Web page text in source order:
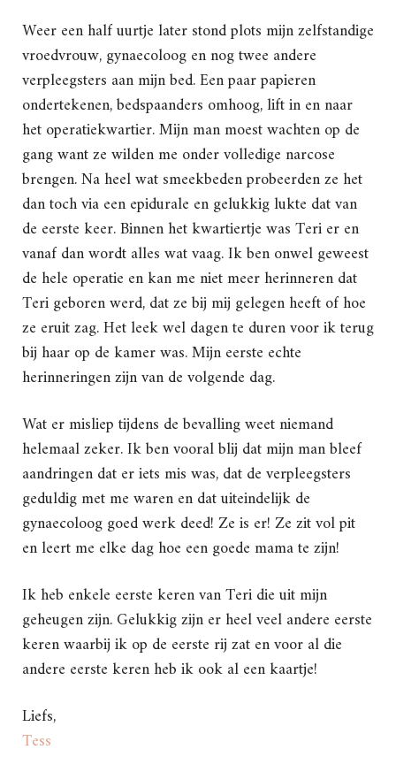
Weer een half uurtje later stond plots mijn zelfstandige
vroedvrouw, gynaecoloog en nog twee andere
verpleegsters aan mijn bed. Een paar papieren
ondertekenen, bedspaanders omhoog, lift in en naar
het operatiekwartier. Mijn man moest wachten op de
gang want ze wilden me onder volledige narcose
brengen. Na heel wat smeekbeden probeerden ze het
dan toch via een epidurale en gelukkig lukte dat van
de eerste keer. Binnen het kwartiertje was Teri er en
vanaf dan wordt alles wat vaag. Ik ben onwel geweest
de hele operatie en kan me niet meer herinneren dat
Teri geboren werd, dat ze bij mij gelegen heeft of hoe
ze eruit zag. Het leek wel dagen te duren voor ik terug
bij haar op de kamer was. Mijn eerste echte
herinneringen zijn van de volgende dag.
Wat er misliep tijdens de bevalling weet niemand
helemaal zeker. Ik ben vooral blij dat mijn man bleef
aandringen dat er iets mis was, dat de verpleegsters
geduldig met me waren en dat uiteindelijk de
gynaecoloog goed werk deed! Ze is er! Ze zit vol pit
en leert me elke dag hoe een goede mama te zijn!
Ik heb enkele eerste keren van Teri die uit mijn
geheugen zijn. Gelukkig zijn er heel veel andere eerste
keren waarbij ik op de eerste rij zat en voor al die
andere eerste keren heb ik ook al een kaartje!
Liefs,
Tess